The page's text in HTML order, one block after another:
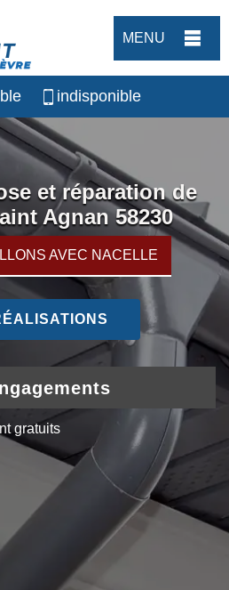
MENU
indisponible
et réparation de
Agnan 58230
AVEC NACELLE
gratuits